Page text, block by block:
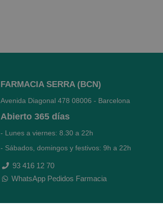
FARMACIA SERRA (BCN)
Avenida Diagonal 478 08006 - Barcelona
Abierto 365 días
- Lunes a viernes: 8.30 a 22h
- Sábados, domingos y festivos: 9h a 22h
93 416 12 70
WhatsApp Pedidos Farmacia